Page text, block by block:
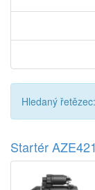
Hledaný řetězec:
Startér